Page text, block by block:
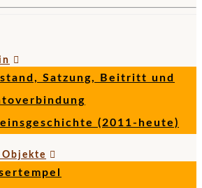
Satzung, Beitritt und
(2011-heute)
Objekte